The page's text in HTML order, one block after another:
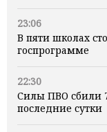
23:06
В пяти школах
госпрограмме
22:30
Силы ПВО сбили
последние сутки